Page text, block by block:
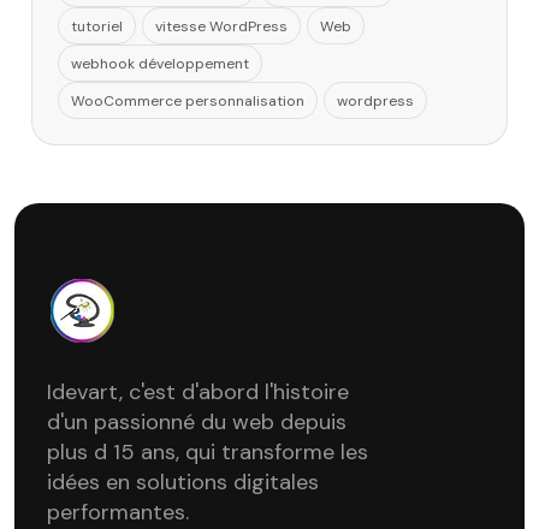
tutoriel
vitesse WordPress
Web
webhook développement
WooCommerce personnalisation
wordpress
Idevart, c'est d'abord l'histoire
d'un passionné du web depuis
plus d 15 ans, qui transforme les
idées en solutions digitales
performantes.